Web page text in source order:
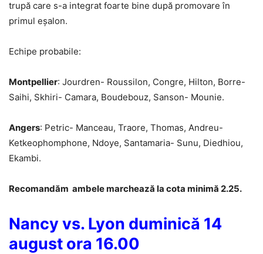
trupă care s-a integrat foarte bine după promovare în
primul eșalon.
Echipe probabile:
Montpellier: Jourdren- Roussilon, Congre, Hilton, Borre-
Saihi, Skhiri- Camara, Boudebouz, Sanson- Mounie.
Angers: Petric- Manceau, Traore, Thomas, Andreu-
Ketkeophomphone, Ndoye, Santamaria- Sunu, Diedhiou,
Ekambi.
Recomandăm ambele marchează la cota minimă 2.25.
Nancy vs. Lyon duminică 14
august ora 16.00